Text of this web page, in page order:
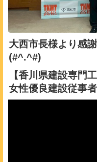
大西市長様より感
(#^.^#)
【香川県建設専門
女性優良建設従事